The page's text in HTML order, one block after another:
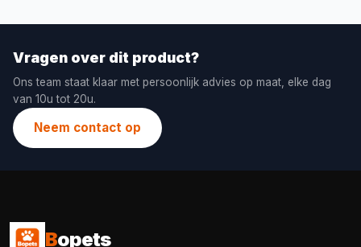
Vragen over dit product?
Ons team staat klaar met persoonlijk advies op maat, elke dag
van 10u tot 20u.
Neem contact op
Bopets